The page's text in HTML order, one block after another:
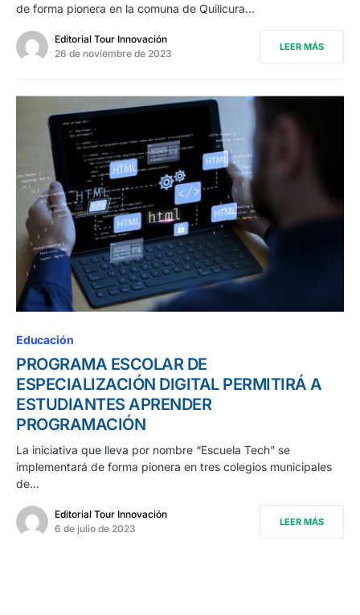
de forma pionera en la comuna de Quilicura…
Editorial Tour Innovación
26 de noviembre de 2023
LEER MÁS
Educación
PROGRAMA ESCOLAR DE
ESPECIALIZACIÓN DIGITAL PERMITIRÁ A
ESTUDIANTES APRENDER
PROGRAMACIÓN
La iniciativa que lleva por nombre “Escuela Tech” se
implementará de forma pionera en tres colegios municipales
de…
Editorial Tour Innovación
6 de julio de 2023
LEER MÁS